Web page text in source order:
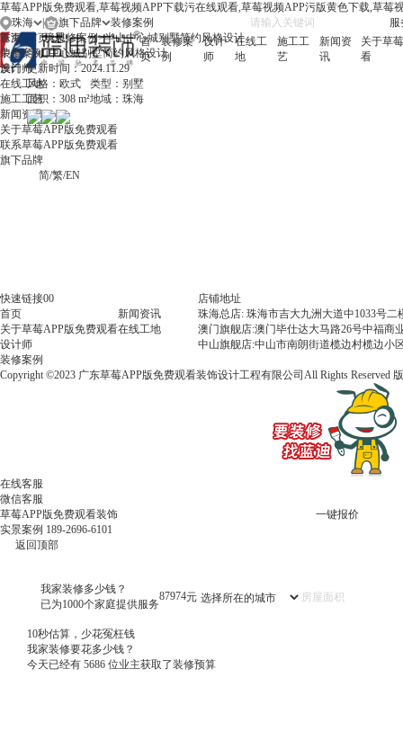
草莓APP版免费观看,草莓视频APP下载污在线观看,草莓视频APP污版黄色下载,草莓
珠海
珠海
中山
澳门
旗下品牌
境思
服
首
页
装修案
例
设计
师
在线工
地
施工工
艺
新闻资
讯
关于草
看
首页
装修案例
设计师
在线工地
施工工艺
新闻资讯
关于草莓APP版免费观看
联系草莓APP版免费观看
旗下品牌
简/繁/EN
首页>装修案例>半山中心城别墅简约风格设计
半山中心城别墅简约风格设计
更新时间：2024.11.29
风格： 欧式
面积： 308 m²
类型： 别墅
地域： 珠海
快速链接00
首页
关于草莓APP版免费观看
设计师
装修案例
新闻资讯
在线工地
店铺地址
珠海总店: 珠海市吉大九洲大道中1033号二
澳门旗舰店:澳门毕仕达大马路26号中福商
中山旗舰店:中山市南朗街道榄边村榄边小
Copyright ©2023 广东草莓APP版免费观看装饰设计工程有限公司All Rights Reserved
在线客服
微信客服
草莓APP版免费观看装饰
一键报价
实景案例 189-2696-6101
返回顶部
我家装修多少钱？
已为1000个家庭提供服务
87974元
10秒估算，少花冤枉钱
我家装修要花多少钱？
今天已经有 5686 位业主获取了装修预算